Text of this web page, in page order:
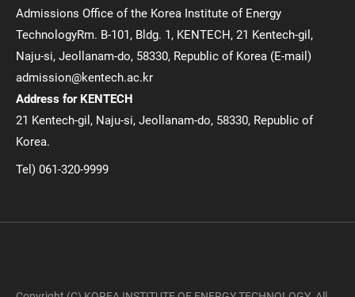
Admissions Office of the Korea Institute of Energy
TechnologyRm. B-101, Bldg. 1, KENTECH, 21 Kentech-gil,
Naju-si, Jeollanam-do, 58330, Republic of Korea (E-mail)
admission@kentech.ac.kr
Address for KENTECH
21 Kentech-gil, Naju-si, Jeollanam-do, 58330, Republic of
Korea.
Tel) 061-320-9999